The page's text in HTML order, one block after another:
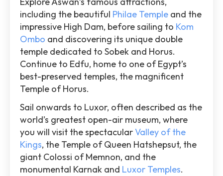
including the beautiful Philae Temple and the
impressive High Dam, before sailing to Kom
Ombo and discovering its unique double
temple dedicated to Sobek and Horus.
Continue to Edfu, home to one of Egypt’s
best-preserved temples, the magnificent
Temple of Horus.
Sail onwards to Luxor, often described as the
world’s greatest open-air museum, where
you will visit the spectacularValley of the
Kings, the Temple of Queen Hatshepsut, the
giant Colossi of Memnon, and the
monumental Karnak and Luxor Temples.